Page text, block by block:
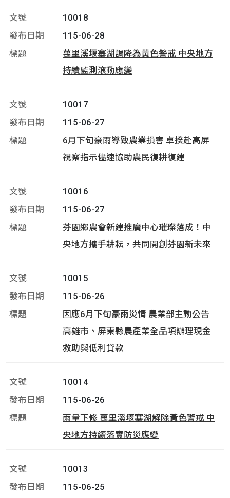
10018
115-06-28
萬里溪堰塞湖調降為黃色警戒 中央地方
持續監測滾動應變
10017
115-06-27
6月下旬豪雨導致農業損害 卓揆赴高屏
視察指示儘速協助農民復耕復建
10016
115-06-27
芬園鄉農會新建推廣中心璀璨落成！中
央地方攜手耕耘，共同開創芬園新未來
10015
115-06-26
因應6月下旬豪雨災情 農業部主動公告
高雄市、屏東縣農產業全品項辦理現金
救助與低利貸款
10014
115-06-26
雨量下修 萬里溪堰塞湖解除黃色警戒 中
央地方持續落實防災應變
10013
115-06-25